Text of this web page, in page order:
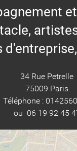
34 Rue Petrelle
75009 Paris
Téléphone :
ou 06 19 92 45